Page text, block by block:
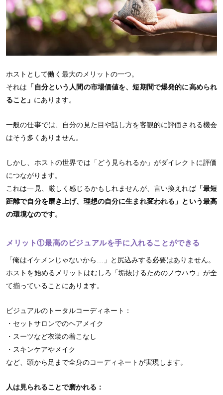
ホストとして働く最大のメリットの一つ。
それは 「自分という人間の市場価値を、短期間で爆発的に高められ
ること」 にあります。
一般の仕事では、自分の見た目や話し方を客観的に評価される機会
はそう多くありません。
しかし、ホストの世界では「どう見られるか」がダイレクトに評価
につながります。
これは一見、厳しく感じるかもしれませんが、言い換えれば「最短
距離で自分を磨き上げ、理想の自分に生まれ変われる」という最高
の環境なのです。
メリット①最高のビジュアルを手に入れることができる
「俺はイケメンじゃないから…」と尻込みする必要はありません。
ホストを始めるメリットはむしろ「垢抜けるためのノウハウ」が全
て揃っていることにあります。
ビジュアルのトータルコーディネート：
・セットサロンでのヘアメイク
・スーツなど衣装の着こなし
・スキンケアやメイク
など、頭から足まで全身のコーディネートが実現します。
人は見られることで磨かれる：